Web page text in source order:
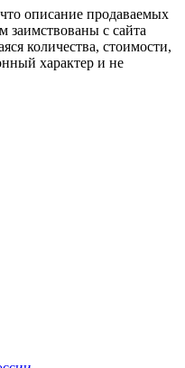
описание продаваемых
заимствованы с сайта
количества, стоимости,
характер и не